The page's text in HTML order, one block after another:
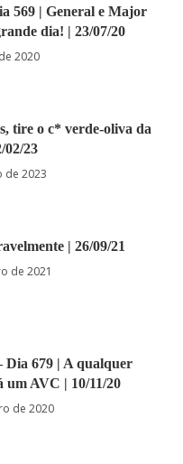
569 | General e Major
dia! | 23/07/20
2020
tire o c* verde-oliva da
02/23
de 2023
| 26/09/21
de 2021
Dia 679 | A qualquer
um AVC | 10/11/20
de 2020